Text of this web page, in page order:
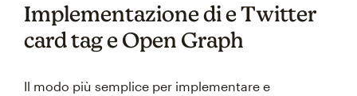
Implementazione di e Twitter
card tag e Open Graph
Il modo più semplice per implementare e